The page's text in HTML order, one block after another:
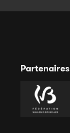
Partenaires